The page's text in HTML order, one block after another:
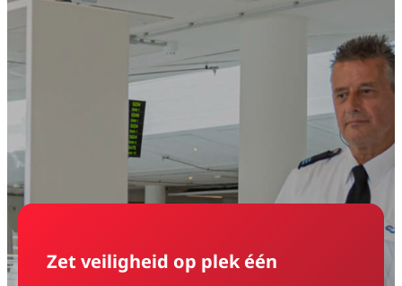
Zet veiligheid op plek één